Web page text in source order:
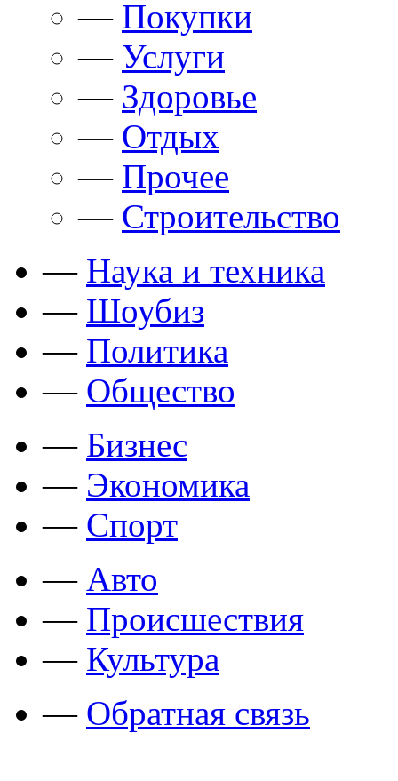
— Покупки
— Услуги
— Здоровье
— Отдых
— Прочее
— Строительство
— Наука и техника
— Шоубиз
— Политика
— Общество
— Бизнес
— Экономика
— Спорт
— Авто
— Происшествия
— Культура
— Обратная связь